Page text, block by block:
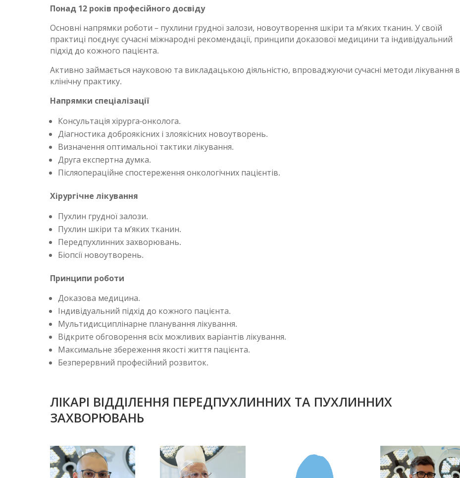
Понад 12 років професійного досвіду
Основні напрямки роботи – пухлини грудної залози, новоутворення шкіри та м’яких тканин. У своїй
практиці поєднує сучасні міжнародні рекомендації, принципи доказової медицини та індивідуальний
підхід до кожного пацієнта.
Активно займається науковою та викладацькою діяльністю, впроваджуючи сучасні методи лікування в
клінічну практику.
Напрямки спеціалізації
Консультація хірурга-онколога.
Діагностика доброякісних і злоякісних новоутворень.
Визначення оптимальної тактики лікування.
Друга експертна думка.
Післяопераційне спостереження онкологічних пацієнтів.
Хірургічне лікування
Пухлин грудної залози.
Пухлин шкіри та м’яких тканин.
Передпухлинних захворювань.
Біопсії новоутворень.
Принципи роботи
Доказова медицина.
Індивідуальний підхід до кожного пацієнта.
Мультидисциплінарне планування лікування.
Відкрите обговорення всіх можливих варіантів лікування.
Максимальне збереження якості життя пацієнта.
Безперервний професійний розвиток.
ЛІКАРІ ВІДДІЛЕННЯ ПЕРЕДПУХЛИННИХ ТА ПУХЛИННИХ
ЗАХВОРЮВАНЬ